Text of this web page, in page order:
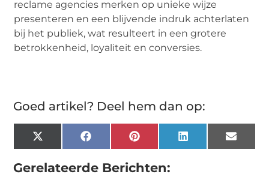
reclame agencies merken op unieke wijze
presenteren en een blijvende indruk achterlaten
bij het publiek, wat resulteert in een grotere
betrokkenheid, loyaliteit en conversies.
Goed artikel? Deel hem dan op:
X
(Twitter)
FacebookPinterest LinkedIn Email
Gerelateerde Berichten: